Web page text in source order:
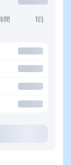
間 1日